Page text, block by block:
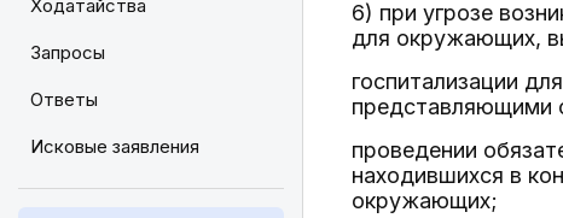
Ходатайства
Запросы
Ответы
Исковые заявления
6) при угрозе
для окружающих,
госпитализации
представляющими
проведении
находившихся в
окружающих;